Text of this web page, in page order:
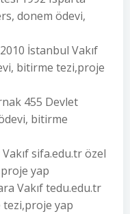
donem ödevi,
İstanbul Vakıf
bitirme tezi,proje
455 Devlet
bitirme
sifa.edu.tr özel
yap
Vakıf tedu.edu.tr
yap